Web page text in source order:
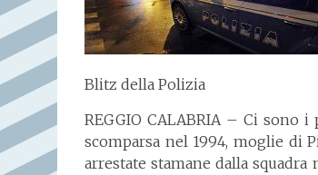
Blitz della Polizia
REGGIO CALABRIA – Ci sono
scomparsa nel 1994, moglie di
arrestate stamane dalla